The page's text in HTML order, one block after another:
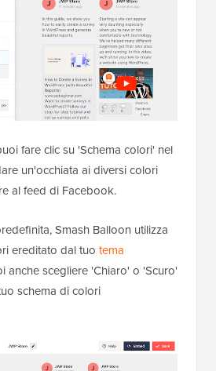
fare clic su 'Schema colori' nel
un'occhiata ai diversi colori
al feed di Facebook.
Smash Balloon utilizza
ereditato dal tuo tema
anche scegliere 'Chiaro' o 'Scuro'
schema di colori